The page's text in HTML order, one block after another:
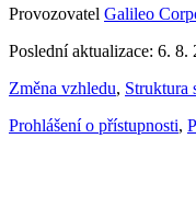
Provozovatel Galileo
Poslední aktualizace: 6. 8.
Změna vzhledu, Struktura
Prohlášení o přístupnosti,